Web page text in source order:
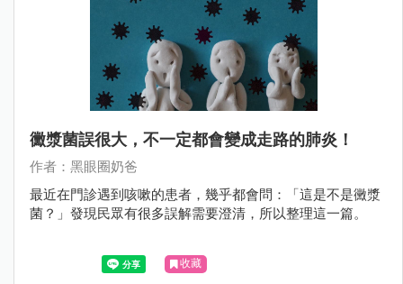
黴漿菌誤很大，不一定都會變成走路的肺炎！
作者：黑眼圈奶爸
最近在門診遇到咳嗽的患者，幾乎都會問：「這是不是黴漿
菌？」發現民眾有很多誤解需要澄清，所以整理這一篇。
收藏